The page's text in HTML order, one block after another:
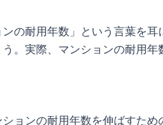
の耐用年数」という言葉を
。実際、マンションの耐用
ョンの耐用年数を伸ばすた